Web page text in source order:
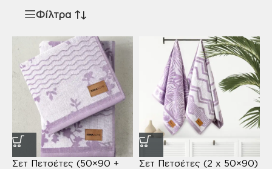
Φίλτρα
Σετ Πετσέτες (50×90 +
Σετ Πετσέτες (2 x 50×90)